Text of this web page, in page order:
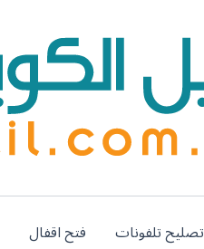
تصليح تلفونات فتح اقفال